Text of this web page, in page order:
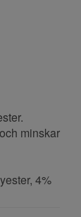
minskar
4%